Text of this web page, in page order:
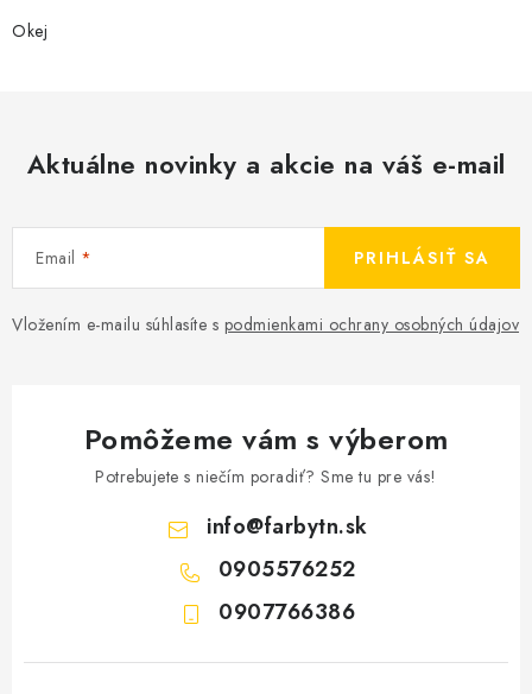
Okej
Aktuálne novinky a akcie na váš e-mail
Email
Vložením e-mailu súhlasíte s podmienkami ochrany osobných údajov
PRIHLÁSIŤ SA
Pomôžeme vám s výberom
Potrebujete s niečím poradiť? Sme tu pre vás!
info@farbytn.sk
0905576252
0907766386